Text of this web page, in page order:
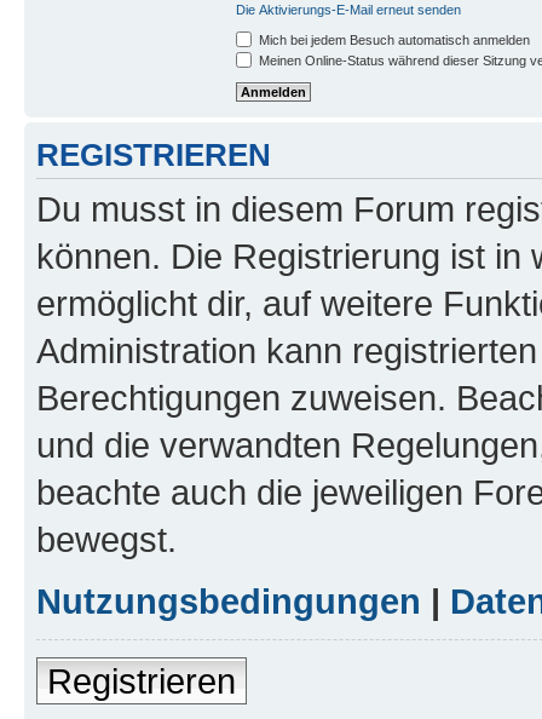
Die Aktivierungs-E-Mail erneut senden
Mich bei jedem Besuch automatisch anmelden
Meinen Online-Status während dieser Sitzung
REGISTRIEREN
Du musst in diesem Forum
können. Die Registrierung ist in
ermöglicht dir, auf weitere
Administration kann
Berechtigungen zuweisen.
und die verwandten
beachte auch die jeweiligen
bewegst.
Nutzungsbedingungen |
Registrieren